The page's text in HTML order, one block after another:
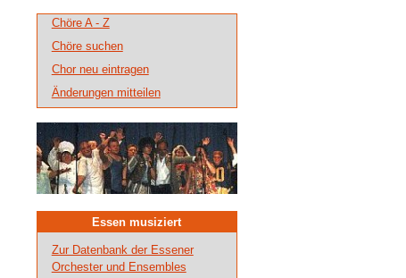
Chöre A - Z
Chöre suchen
Chor neu eintragen
Änderungen mitteilen
Essen musiziert
Zur Datenbank der Essener
Orchester und Ensembles